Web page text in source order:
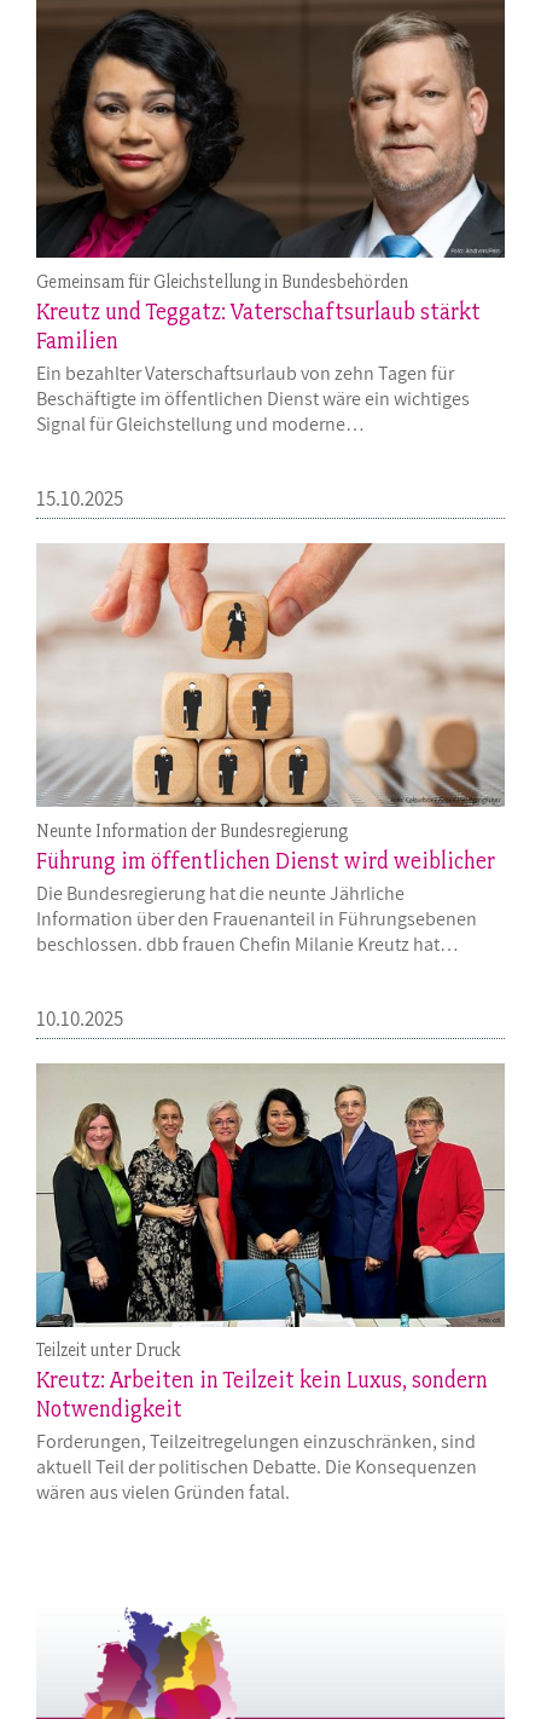
Gemeinsam für Gleichstellung in Bundesbehörden
Kreutz und Teggatz: Vaterschaftsurlaub stärkt
Familien
Ein bezahlter Vaterschaftsurlaub von zehn Tagen für
Beschäftigte im öffentlichen Dienst wäre ein wichtiges
Signal für Gleichstellung und moderne…
15.10.2025
Neunte Information der Bundesregierung
Führung im öffentlichen Dienst wird weiblicher
Die Bundesregierung hat die neunte Jährliche
Information über den Frauenanteil in Führungsebenen
beschlossen. dbb frauen Chefin Milanie Kreutz hat…
10.10.2025
Teilzeit unter Druck
Kreutz: Arbeiten in Teilzeit kein Luxus, sondern
Notwendigkeit
Forderungen, Teilzeitregelungen einzuschränken, sind
aktuell Teil der politischen Debatte. Die Konsequenzen
wären aus vielen Gründen fatal.